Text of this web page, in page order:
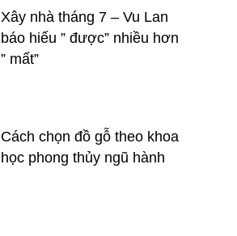
Xây nhà tháng 7 – Vu Lan
báo hiếu ” được” nhiều hơn
” mất”
Cách chọn đồ gỗ theo khoa
học phong thủy ngũ hành